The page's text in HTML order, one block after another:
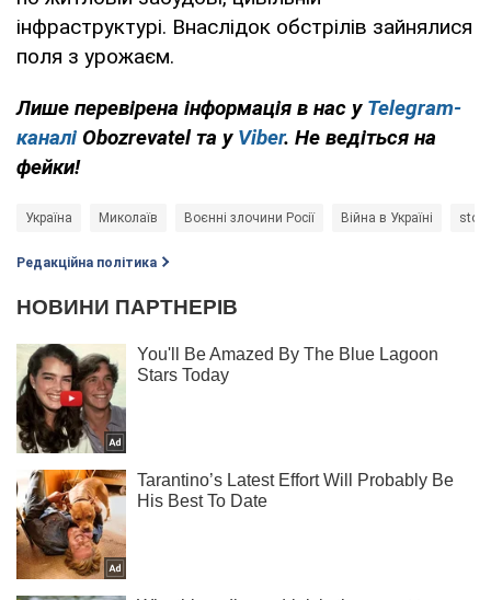
інфраструктурі. Внаслідок обстрілів зайнялися
поля з урожаєм.
Лише перевірена інформація в нас у Telegram-
каналі Obozrevatel та у Viber. Не ведіться на
фейки!
Україна Миколаїв Воєнні злочини Росії Війна в Україні
Редакційна політика